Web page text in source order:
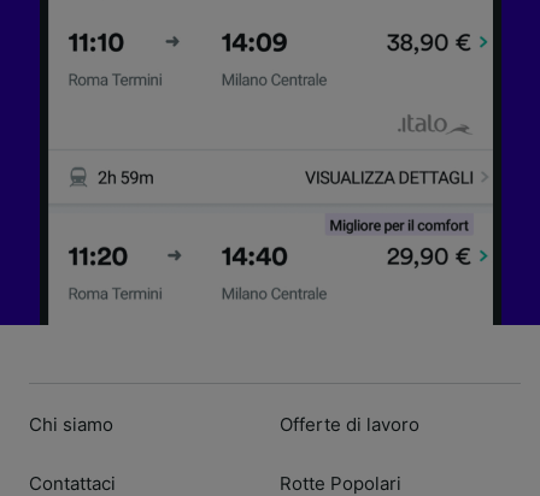
Chi siamo
Contattaci
Offerte di lavoro
Rotte Popolari